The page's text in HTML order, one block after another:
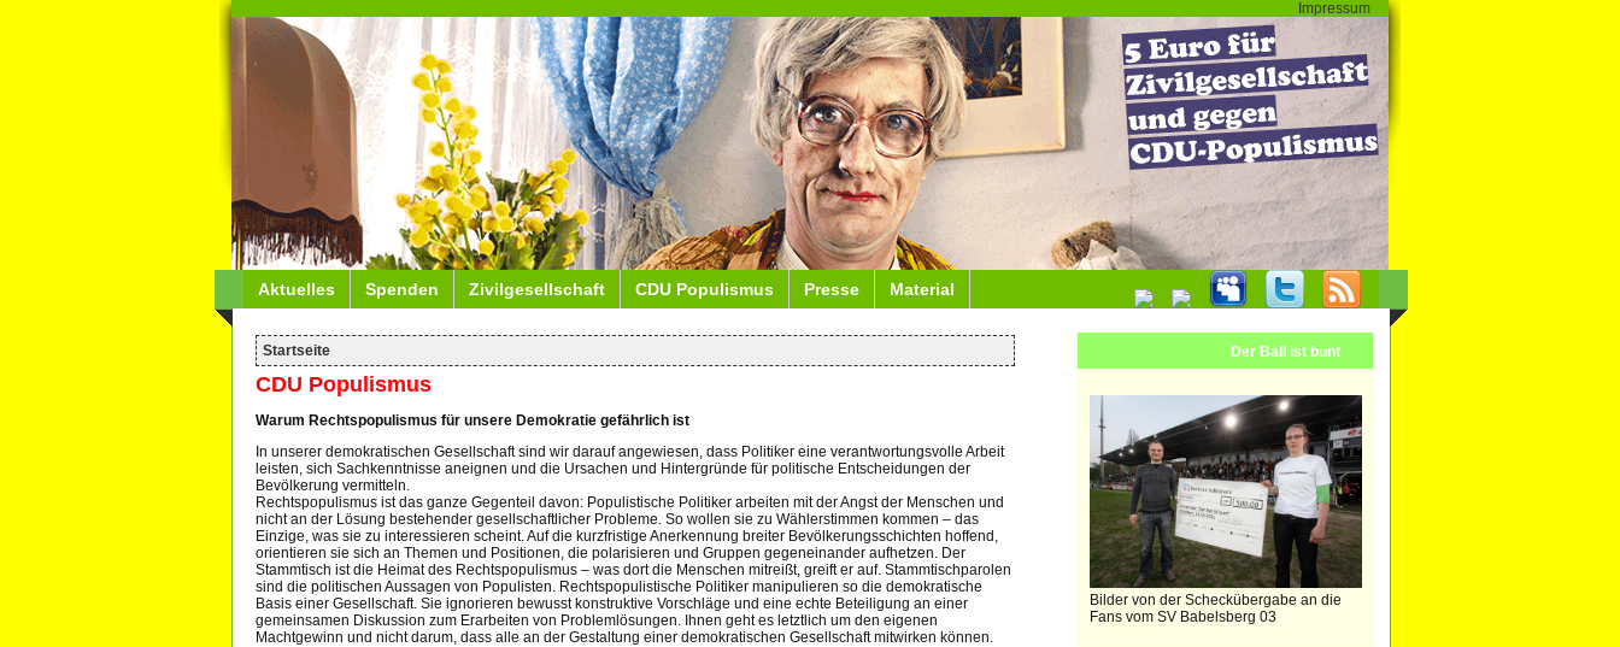
Impressum
Aktuelles Spenden Zivilgesellschaft CDU Populismus Presse Material
Startseite
CDU Populismus
Warum Rechtspopulismus für unsere Demokratie gefährlich ist
In unserer demokratischen Gesellschaft sind wir darauf angewiesen, dass Politiker eine verantwortungsvolle Arbeit
leisten, sich Sachkenntnisse aneignen und die Ursachen und Hintergründe für politische Entscheidungen der
Bevölkerung vermitteln.
Rechtspopulismus ist das ganze Gegenteil davon: Populistische Politiker arbeiten mit der Angst der Menschen und
nicht an der Lösung bestehender gesellschaftlicher Probleme. So wollen sie zu Wählerstimmen kommen – das
Einzige, was sie zu interessieren scheint. Auf die kurzfristige Anerkennung breiter Bevölkerungsschichten hoffend,
orientieren sie sich an Themen und Positionen, die polarisieren und Gruppen gegeneinander aufhetzen. Der
Stammtisch ist die Heimat des Rechtspopulismus – was dort die Menschen mitreißt, greift er auf. Stammtischparolen
sind die politischen Aussagen von Populisten. Rechtspopulistische Politiker manipulieren so die demokratische
Basis einer Gesellschaft. Sie ignorieren bewusst konstruktive Vorschläge und eine echte Beteiligung an einer
gemeinsamen Diskussion zum Erarbeiten von Problemlösungen. Ihnen geht es letztlich um den eigenen
Machtgewinn und nicht darum, dass alle an der Gestaltung einer demokratischen Gesellschaft mitwirken können.
Der Ball ist bunt
Bilder von der Scheckübergabe an die
Fans vom SV Babelsberg 03